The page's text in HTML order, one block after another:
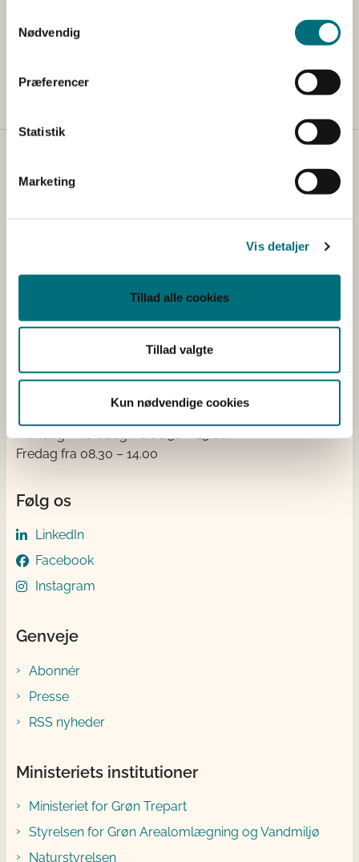
Nødvendig
Præferencer
Statistik
Marketing
Vis detaljer
Tillad alle cookies
Tillad valgte
Kun nødvendige cookies
planter&biosikkerhed@lbst.dk. Er du journalist, er du
pressetelefon på tlf. 41 89 25 07.
Styrelsen for Grøn Arealomlægning og Vandmiljø
Nyropsgade 30
E-mail:mail@sgav.dk
EAN: 5798000893016
CVR: 20814616
IBAN nr.: DK3302164069167470
Elektronisk fakturering
Mandag – Torsdag fra 08.30 – 15.00
Fredag fra 08.30 – 14.00
Følg os
LinkedIn
Facebook
Instagram
Genveje
Abonnér
Presse
RSS nyheder
Ministeriets institutioner
Ministeriet for Grøn Trepart
Styrelsen for Grøn Arealomlægning og Vandmiljø
Naturstyrelsen